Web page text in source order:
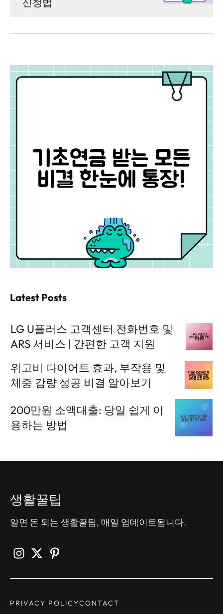
Latest Posts
LG U플러스 고객센터 전화번호 및
ARS 서비스 | 간편한 고객 지원
위고비 다이어트 효과, 부작용 및
체중 감량 성공 비결 알아보기
200만원 소액대출: 당일 쉽게 이
용하는 방법
생활꿀팁
알면 돈 되는 생활꿀팁, 매일 업데이트됩니다.
PRIVACY POLICYCONTACT